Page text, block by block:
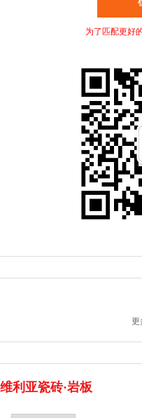
为了匹配更好
更
利亚瓷砖·岩板